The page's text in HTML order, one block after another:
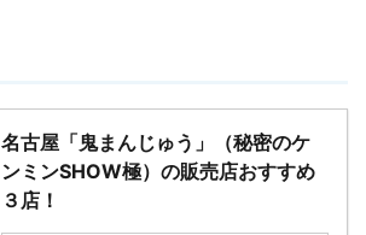
名古屋「鬼まんじゅう」（秘密のケ
ンミンSHOW極）の販売店おすすめ
３店！